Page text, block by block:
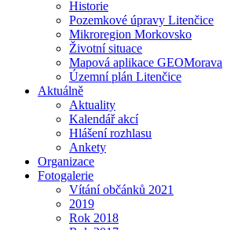
Historie
Pozemkové úpravy Litenčice
Mikroregion Morkovsko
Životní situace
Mapová aplikace GEOMorava
Územní plán Litenčice
Aktuálně
Aktuality
Kalendář akcí
Hlášení rozhlasu
Ankety
Organizace
Fotogalerie
Vítání občánků 2021
2019
Rok 2018